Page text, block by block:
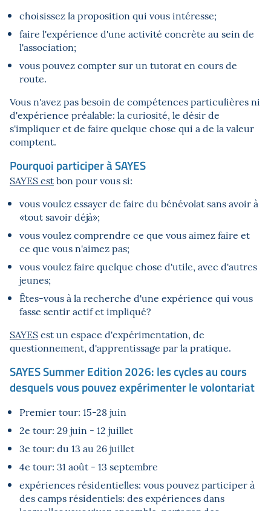
choisissez la proposition qui vous intéresse;
faire l'expérience d'une activité concrète au sein de
l'association;
vous pouvez compter sur un tutorat en cours de
route.
Vous n'avez pas besoin de compétences particulières ni
d'expérience préalable: la curiosité, le désir de
s'impliquer et de faire quelque chose qui a de la valeur
comptent.
Pourquoi participer à SAYES
SAYES estbon pour vous si:
vous voulez essayer de faire du bénévolat sans avoir à
«tout savoir déjà»;
vous voulez comprendre ce que vous aimez faire et
ce que vous n'aimez pas;
vous voulez faire quelque chose d'utile, avec d'autres
jeunes;
Êtes-vous à la recherche d'une expérience qui vous
fasse sentir actif et impliqué?
SAYESest un espace d'expérimentation, de
questionnement, d'apprentissage par la pratique.
SAYES Summer Edition 2026: les cycles au cours
desquels vous pouvez expérimenter le volontariat
Premier tour: 15-28 juin
2e tour: 29 juin - 12 juillet
3e tour: du 13 au 26 juillet
4e tour: 31 août - 13 septembre
expériences résidentielles: vous pouvez participer à
des camps résidentiels: des expériences dans